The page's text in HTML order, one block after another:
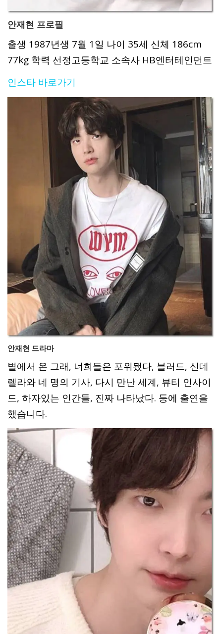
안재현 프로필
출생 1987년생 7월 1일 나이 35세 신체 186cm
77kg 학력 선정고등학교 소속사 HB엔터테인먼트
인스타 바로가기
안재현 드라마
별에서 온 그래, 너희들은 포위됐다, 블러드, 신데
렐라와 네 명의 기사, 다시 만난 세계, 뷰티 인사이
드, 하자있는 인간들, 진짜 나타났다. 등에 출연을
했습니다.